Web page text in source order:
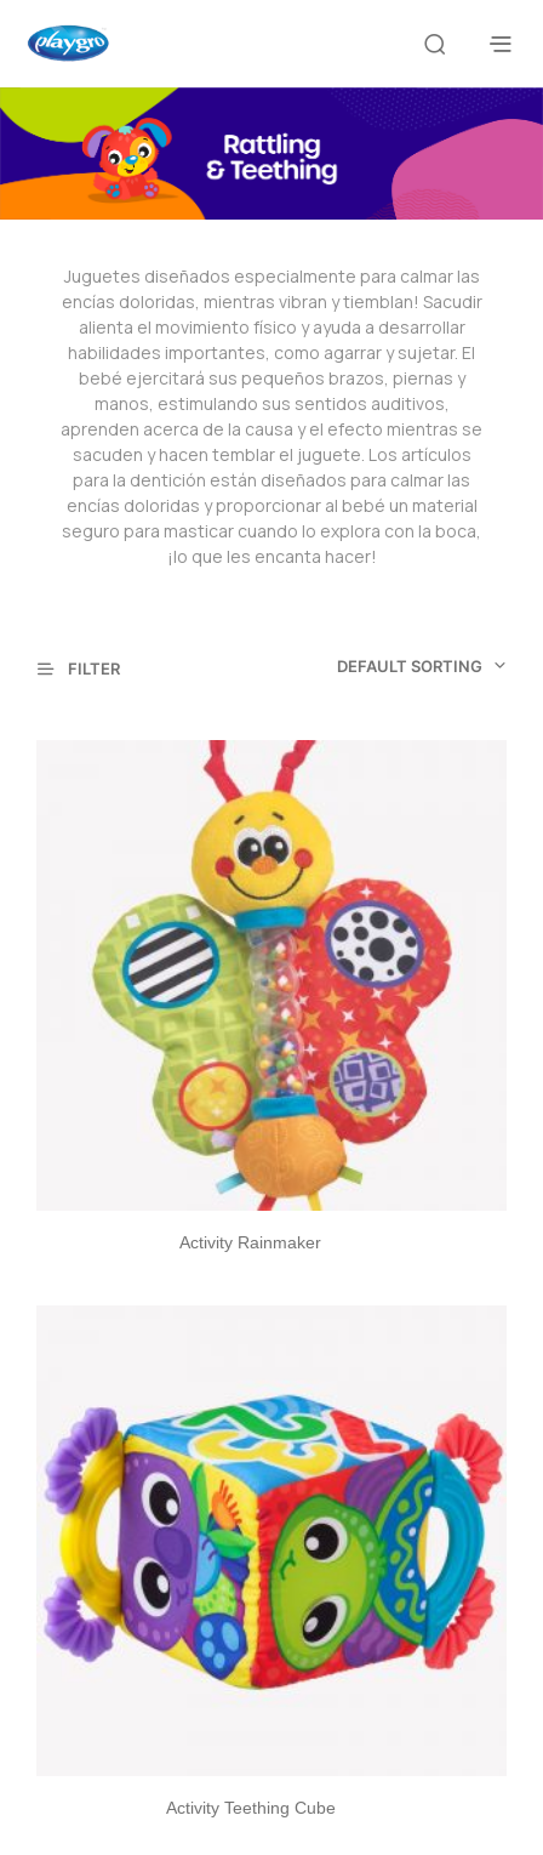
Juguetes diseñados especialmente para calmar las
encías doloridas, mientras vibran y tiemblan! Sacudir
alienta el movimiento físico y ayuda a desarrollar
habilidades importantes, como agarrar y sujetar. El
bebé ejercitará sus pequeños brazos, piernas y
manos, estimulando sus sentidos auditivos,
aprenden acerca de la causa y el efecto mientras se
sacuden y hacen temblar el juguete. Los artículos
para la dentición están diseñados para calmar las
encías doloridas y proporcionar al bebé un material
seguro para masticar cuando lo explora con la boca,
¡lo que les encanta hacer!
FILTER DEFAULT SORTING
Activity Rainmaker
Activity Teething Cube